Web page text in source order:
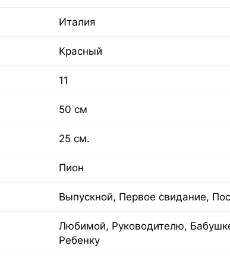
Италия
Красный
11
50 см
25 см.
Пион
Выпускной, Первое свидание,
Любимой, Руководителю,
Ребенку